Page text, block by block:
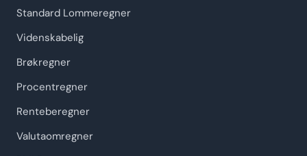
Standard Lommeregner
Videnskabelig
Brøkregner
Procentregner
Renteberegner
Valutaomregner